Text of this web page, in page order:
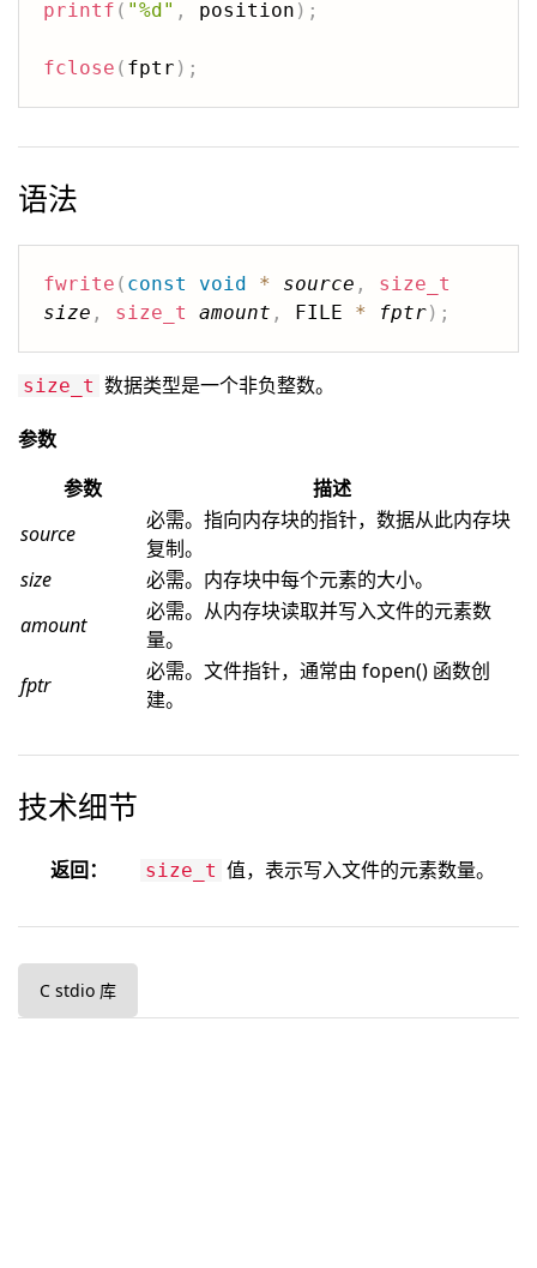
printf ( "%d" , position ) ;
fclose ( fptr ) ;
语法
fwrite ( const void * source ,
size_t
size , size_t amount , FILE * fptr) ;
size_t 数据类型是一个非负整数。
参数
参数
描述
source
必需。指向内存块的指针，数据从此内存块
复制。
size
必需。内存块中每个元素的大小。
amount
必需。从内存块读取并写入文件的元素数
量。
fptr
必需。文件指针，通常由 fopen() 函数创
建。
技术细节
返回： size_t 值，表示写入文件的元素数量。
C stdio 库